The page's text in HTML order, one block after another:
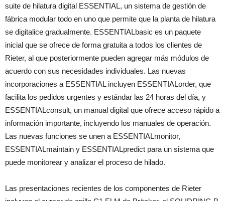
suite de hilatura digital ESSENTIAL, un sistema de gestión de
fábrica modular todo en uno que permite que la planta de hilatura
se digitalice gradualmente. ESSENTIALbasic es un paquete
inicial que se ofrece de forma gratuita a todos los clientes de
Rieter, al que posteriormente pueden agregar más módulos de
acuerdo con sus necesidades individuales. Las nuevas
incorporaciones a ESSENTIAL incluyen ESSENTIALorder, que
facilita los pedidos urgentes y estándar las 24 horas del día, y
ESSENTIALconsult, un manual digital que ofrece acceso rápido a
información importante, incluyendo los manuales de operación.
Las nuevas funciones se unen a ESSENTIALmonitor,
ESSENTIALmaintain y ESSENTIALpredict para un sistema que
puede monitorear y analizar el proceso de hilado.
Las presentaciones recientes de los componentes de Rieter